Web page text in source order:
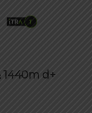
1440m d+